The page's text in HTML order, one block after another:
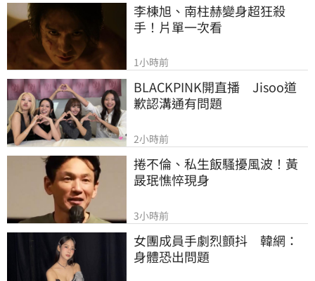
李棟旭、南柱赫變身超狂殺
手！片單一次看
1小時前
BLACKPINK開直播　Jisoo道
歉認溝通有問題
2小時前
捲不倫、私生飯騷擾風波！黃
晸珉憔悴現身
3小時前
女團成員手劇烈顫抖　韓網：
身體恐出問題